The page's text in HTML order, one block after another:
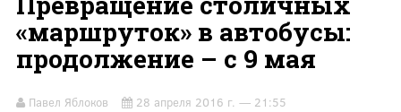
«маршруток» в автобусы:
продолжение – с 9 мая
Павел Яблоков 28 апреля 2016 г. — 21:55